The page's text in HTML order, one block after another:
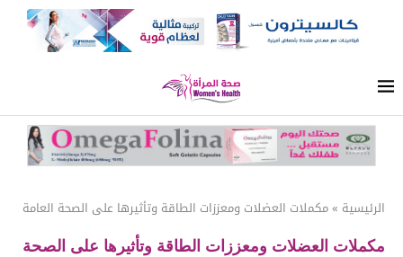
الرئيسية »مكملات العضلات ومعززات الطاقة وتأثيرها على الصحة العامة
مكملات العضلات ومعززات الطاقة وتأثيرها على الصحة